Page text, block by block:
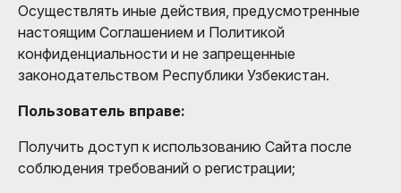
Осуществлять иные действия, предусмотренные
настоящим Соглашением и Политикой
конфиденциальности и не запрещенные
законодательством Республики Узбекистан.
Пользователь вправе:
Получить доступ к использованию Сайта после
соблюдения требований о регистрации;